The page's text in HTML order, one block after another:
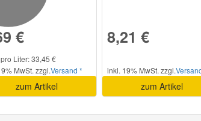
€
Liter: 33,45 €
MwSt. zzgl.Versand *
zum Artikel
8,21 €
inkl. 19% MwSt. zzgl.
zum Artikel